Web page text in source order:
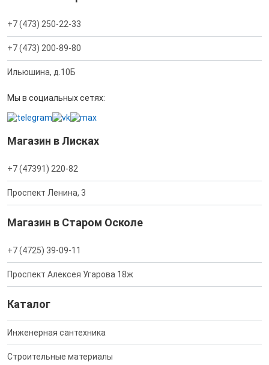
+7 (473) 250-22-33
+7 (473) 200-89-80
Ильюшина, д.10Б
Мы в социальных сетях:
Магазин в Лисках
+7 (47391) 220-82
Проспект Ленина, 3
Магазин в Старом Осколе
+7 (4725) 39-09-11
Проспект Алексея Угарова 18ж
Каталог
Инженерная сантехника
Строительные материалы